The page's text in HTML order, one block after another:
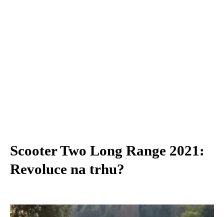
Scooter Two Long Range 2021:
Revoluce na trhu?